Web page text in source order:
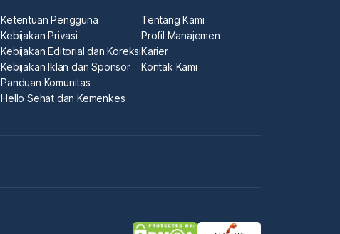
Ketentuan Pengguna
Kebijakan Privasi
Kebijakan Editorial dan Koreksi
Kebijakan Iklan dan Sponsor
Panduan Komunitas
Hello Sehat dan Kemenkes
Tentang Kami
Profil Manajemen
Karier
Kontak Kami